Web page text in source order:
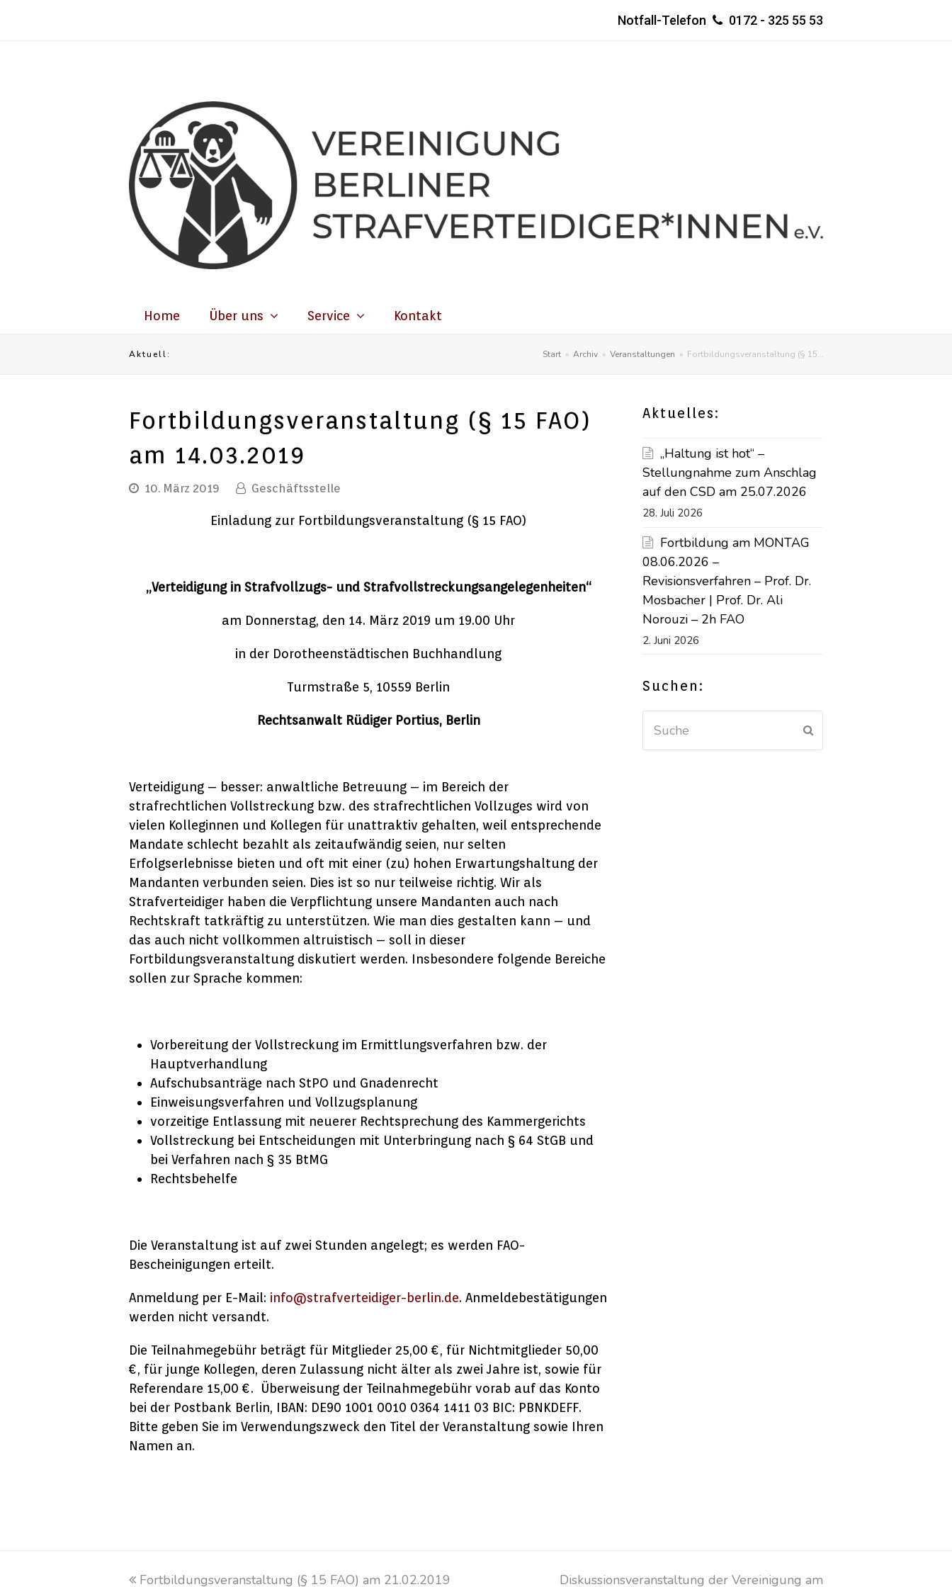
Notfall-Telefon 0172 - 325 55 53
Home Über uns Service Kontakt
Aktuell: Start » Archiv » Veranstaltungen » Fortbildungsveranstaltung (§ 15…
Fortbildungsveranstaltung (§ 15 FAO)
am 14.03.2019
10. März 2019 Geschäftsstelle
Einladung zur Fortbildungsveranstaltung (§ 15 FAO)
„Verteidigung in Strafvollzugs- und Strafvollstreckungsangelegenheiten“
am Donnerstag, den 14. März 2019 um 19.00 Uhr
in der Dorotheenstädtischen Buchhandlung
Turmstraße 5, 10559 Berlin
Rechtsanwalt Rüdiger Portius, Berlin
Verteidigung – besser: anwaltliche Betreuung – im Bereich der
strafrechtlichen Vollstreckung bzw. des strafrechtlichen Vollzuges wird von
vielen Kolleginnen und Kollegen für unattraktiv gehalten, weil entsprechende
Mandate schlecht bezahlt als zeitaufwändig seien, nur selten
Erfolgserlebnisse bieten und oft mit einer (zu) hohen Erwartungshaltung der
Mandanten verbunden seien. Dies ist so nur teilweise richtig. Wir als
Strafverteidiger haben die Verpflichtung unsere Mandanten auch nach
Rechtskraft tatkräftig zu unterstützen. Wie man dies gestalten kann – und
das auch nicht vollkommen altruistisch – soll in dieser
Fortbildungsveranstaltung diskutiert werden. Insbesondere folgende Bereiche
sollen zur Sprache kommen:
Vorbereitung der Vollstreckung im Ermittlungsverfahren bzw. der
Hauptverhandlung
Aufschubsanträge nach StPO und Gnadenrecht
Einweisungsverfahren und Vollzugsplanung
vorzeitige Entlassung mit neuerer Rechtsprechung des Kammergerichts
Vollstreckung bei Entscheidungen mit Unterbringung nach § 64 StGB und
bei Verfahren nach § 35 BtMG
Rechtsbehelfe
Die Veranstaltung ist auf zwei Stunden angelegt; es werden FAO-
Bescheinigungen erteilt.
Anmeldung per E-Mail: info@strafverteidiger-berlin.de. Anmeldebestätigungen
werden nicht versandt.
Die Teilnahmegebühr beträgt für Mitglieder 25,00 €, für Nichtmitglieder 50,00
€, für junge Kollegen, deren Zulassung nicht älter als zwei Jahre ist, sowie für
Referendare 15,00 €. Überweisung der Teilnahmegebühr vorab auf das Konto
bei der Postbank Berlin, IBAN: DE90 1001 0010 0364 1411 03 BIC: PBNKDEFF.
Bitte geben Sie im Verwendungszweck den Titel der Veranstaltung sowie Ihren
Namen an.
Aktuelles:
„Haltung ist hot“ –
Stellungnahme zum Anschlag
auf den CSD am 25.07.2026
28. Juli 2026
Fortbildung am MONTAG
08.06.2026 –
Revisionsverfahren – Prof. Dr.
Mosbacher | Prof. Dr. Ali
Norouzi – 2h FAO
2. Juni 2026
Suchen:
vorheriger
Fortbildungsveranstaltung (§ 15 FAO) am 21.02.2019 Nächster
Diskussionsveranstaltung der Vereinigung am